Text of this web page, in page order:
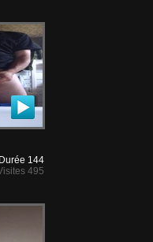
Durée 144
495